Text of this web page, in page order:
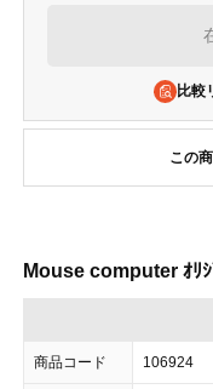
比較
この
Mouse computer ｵﾘ
商品コード 106924